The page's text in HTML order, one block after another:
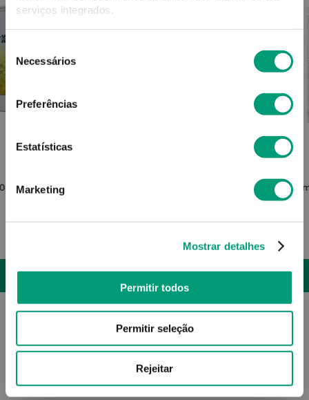
serviços integrados.
Necessários
Preferências
Estatísticas
Marketing
Mostrar detalhes
Permitir todos
Permitir seleção
Rejeitar
ADICIONAR